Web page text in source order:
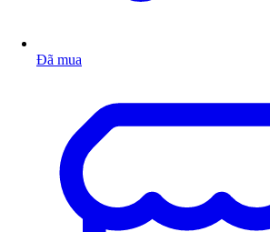
Đã mua